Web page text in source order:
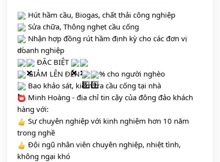
Hút hầm cầu, Biogas, chất thải công nghiệp
Sửa chữa, Thông nghẹt cầu cống
Nhận hợp đồng rút hầm định kỳ cho các đơn vị
doanh nghiệp
ĐẶC BIỆT
GIẢM LÊN ĐẾN
% cho người nghèo
Bao khảo sát, kiểm tra cầu cống tại nhà
Minh Hoàng - địa chỉ tin cậy của đông đảo khách
hàng với:
Sự chuyên nghiệp với kinh nghiệm hơn 10 năm
trong nghề
Đội ngũ nhân viên chuyên nghiệp, nhiệt tình,
không ngại khó